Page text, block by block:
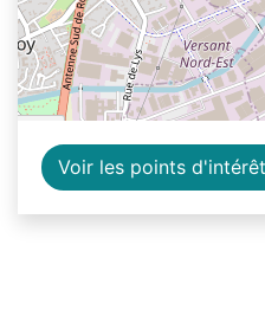
Voir les points